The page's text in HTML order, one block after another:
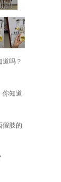
吗？
你知道
假肢的